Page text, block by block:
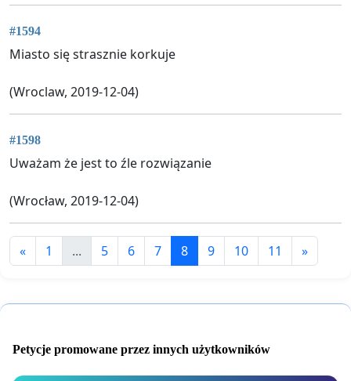
#1594
Miasto się strasznie korkuje
(Wroclaw, 2019-12-04)
#1598
Uważam że jest to źle rozwiązanie
(Wrocław, 2019-12-04)
« 1 ... 5 6 7 8 9 10 11 »
Petycje promowane przez innych użytkowników